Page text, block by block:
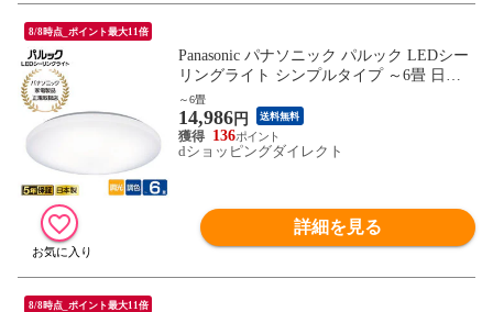
8/8時点_ポイント最大11倍
Panasonic パナソニック パルック LEDシー
リングライト シンプルタイプ ～6畳 日本
製 HH-CK0625CA
～6畳
14,986円 送料無料
136
dショッピングダイレクト
詳細を見る
8/8時点_ポイント最大11倍